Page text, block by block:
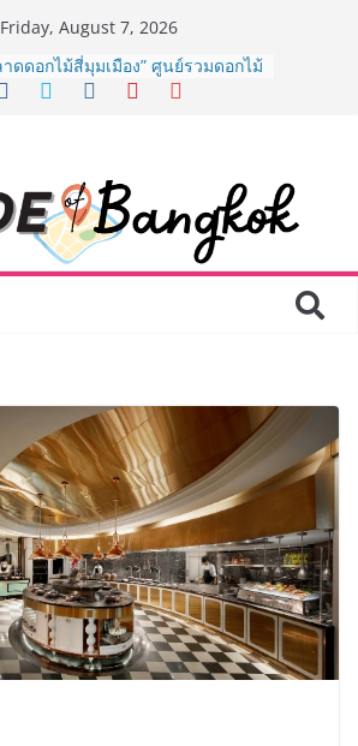
Friday, August 7, 2026
าดดอกไม้สี่มุมเมือง” ศูนย์รวมดอกไม้
ดอกไม้ประดิษฐ์ พวงมาลัย และสังฆ
แรกของไทย ส่งอุปกรณ์วิทยาศาสตร์
7 MATCH” ฝีมือคนไทย ร่วมภารกิจ
วจดวงจันทร์ 24 สิงหาคมนี้
“ซูเลียน” รวมพลังนักธุรกิจทั่ว
เทศ จัดประชุมใหญ่แห่งปี พบ CEO
ย ยกเมนูระดับตำนาน “ข้าวหน้าไก่
ชวงศ์” พุ่งทะยานสู่น่านฟ้า
เดินหน้าจัดกิจกรรมเจรจาธุรกิจ
TRADE CONNECT 2026” ยก
ดับผลิตภัณฑ์ท้องถิ่นสู่ตลาดเชิง
ชย์อย่างยั่งยืน